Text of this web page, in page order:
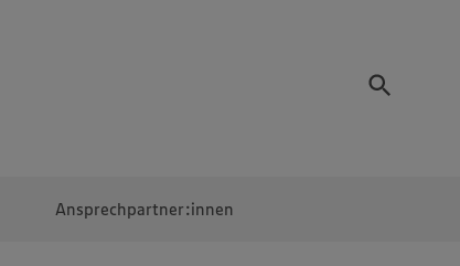
Ansprechpartner:innen